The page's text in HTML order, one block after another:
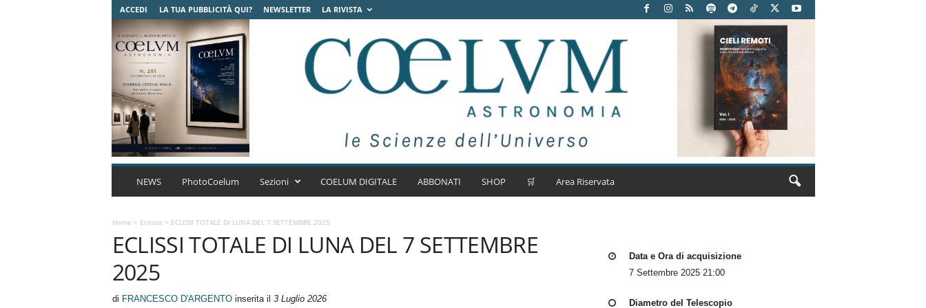
ACCEDI LA TUA PUBBLICITÀ QUI? NEWSLETTER LA RIVISTA
C
u
A
NEWS PhotoCoelum Sezioni COELUM DIGITALE ABBONATI SHOP 🛒 Area Riservata
Home > Eclisse > ECLISSI TOTALE DI LUNA DEL 7 SETTEMBRE 2025
ECLISSI TOTALE DI LUNA DEL 7 SETTEMBRE
2025
di FRANCESCO D'ARGENTOinserita il 3 Luglio 2026
Data e Ora di acquisizione
7 Settembre 2025 21:00
Diametro del Telescopio